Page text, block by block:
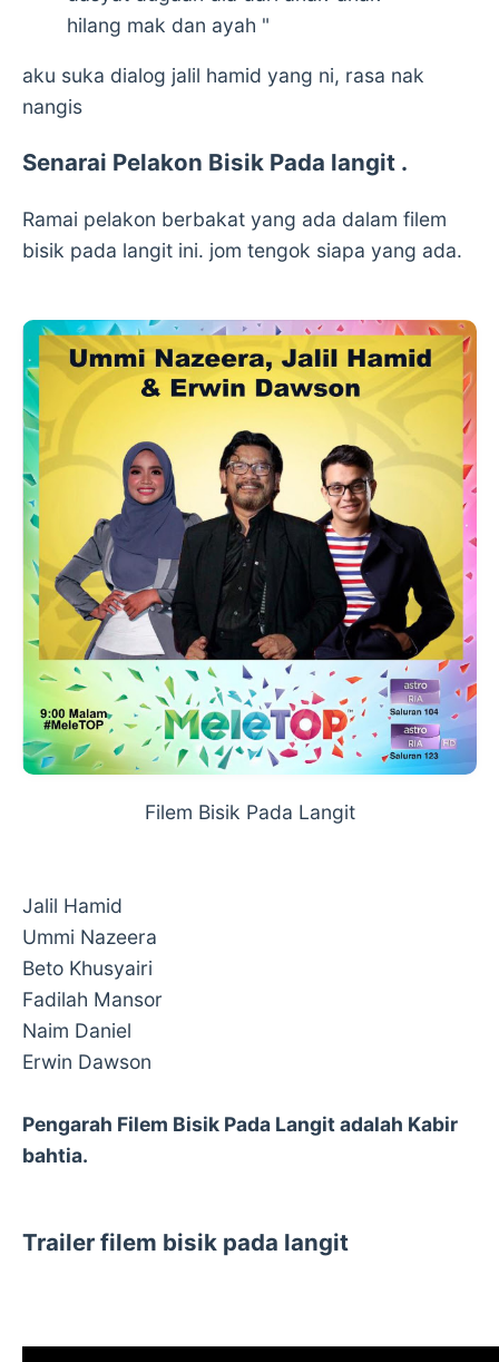
hilang mak dan ayah "
aku suka dialog jalil hamid yang ni, rasa nak
nangis
Senarai Pelakon Bisik Pada langit .
Ramai pelakon berbakat yang ada dalam filem
bisik pada langit ini. jom tengok siapa yang ada.
Filem Bisik Pada Langit
Jalil Hamid
Ummi Nazeera
Beto Khusyairi
Fadilah Mansor
Naim Daniel
Erwin Dawson
Pengarah Filem Bisik Pada Langit adalah Kabir
bahtia.
Trailer filem bisik pada langit